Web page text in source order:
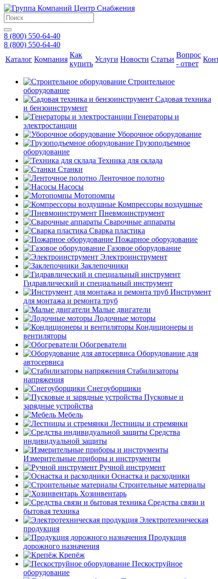
8 (800) 550-64-40
8 (800) 550-64-40
Каталог Компания
Как
купить
Услуги Новости Статьи
Вопрос
- ответ
Строительное
оборудование
Садовая техника
и бензоинструмент
Генераторы и
электростанции
Уборочное оборудование
Грузоподъемное
оборудование
Техника для склада
Станки
Ленточное полотно
Насосы
Мотопомпы
Компрессоры воздушные
Пневмоинструмент
Сварочные аппараты
Сварка пластика
Пожарное оборудование
Газовое оборудование
Электроинструмент
Заклепочники
Гидравлический и специальный инструмент
Инструмент
для монтажа и ремонта труб
Малые двигатели
Лодочные моторы
Кондиционеры и
вентиляторы
Обогреватели
Оборудование для
автосервиса
Стабилизаторы
напряжения
Снегоуборщики
Пусковые и
зарядные устройства
Мебель
Лестницы и стремянки
Средства
индивидуальной защиты
Измерительные приборы и инструменты
Ручной инструмент
Оснастка и расходники
Строительные материалы
Хозинвентарь
Средства связи и
бытовая техника
Электротехническая
продукция
Продукция
дорожного назначения
Крепёж
Пескоструйное
оборудование